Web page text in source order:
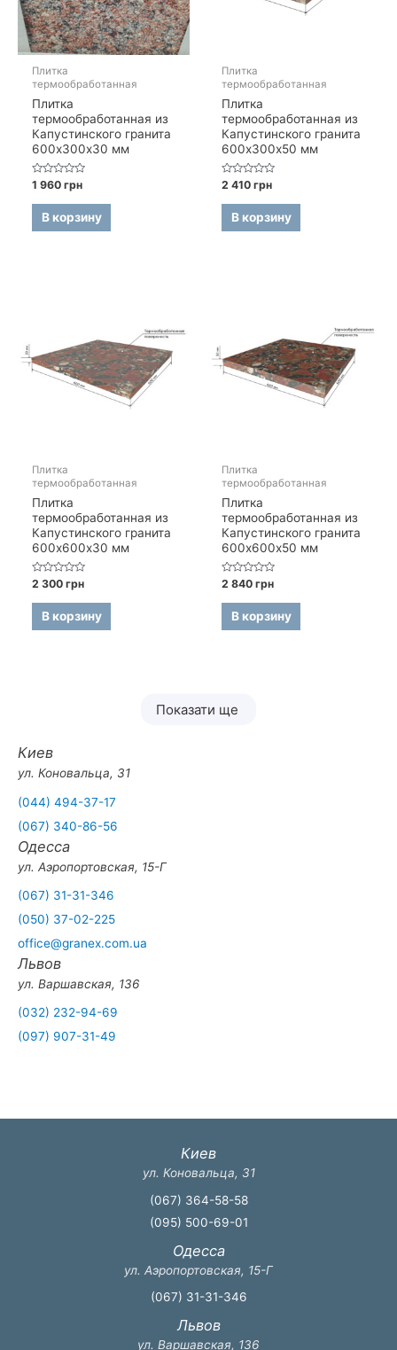
Плитка
термообработанная
Плитка
термообработанная из
Капустинского гранита
600х300х30 мм
Оценка
0
из
1 960грн
В корзину
Плитка
термообработанная
Плитка
термообработанная из
Капустинского гранита
600х300х50 мм
Оценка
0
из
2 410грн
В корзину
Плитка
термообработанная
Плитка
термообработанная из
Капустинского гранита
600х600х30 мм
Оценка
из
2 300грн
В корзину
Плитка
термообработанная
Плитка
термообработанная из
Капустинского гранита
600х600х50 мм
Оценка
из
2 840грн
В корзину
Показати ще
Киев
ул. Коновальца, 31
(044) 494-37-17
(067) 340-86-56
Одесса
ул. Аэропортовская, 15-Г
(067) 31-31-346
(050) 37-02-225
office@granex.com.ua
Львов
ул. Варшавская, 136
(032) 232-94-69
(097) 907-31-49
Киев
ул. Коновальца, 31
(067) 364-58-58
(095) 500-69-01
Одесса
ул. Аэропортовская, 15-Г
(067) 31-31-346
Львов
ул. Варшавская, 136